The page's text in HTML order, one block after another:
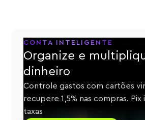
CONTA INTELIGENTE
Organize e
dinheiro
Controle gastos com cartões
recupere 1,5% nas compras.
taxas